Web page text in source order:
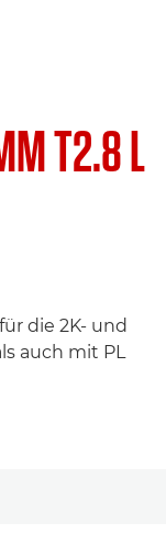
T2.8 L
die 2K- und
auch mit PL
breadcrumbs